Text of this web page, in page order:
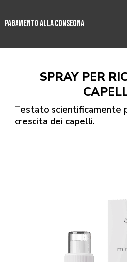
PAGAMENTO ALLA CONSEGNA
SPRAY PER
Testato scientificamente
crescita dei capelli.